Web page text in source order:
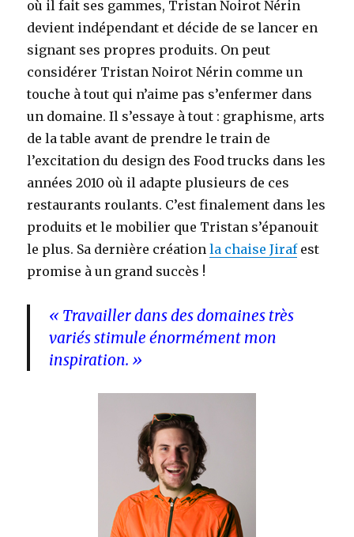
où il fait ses gammes, Tristan Noirot Nérin
devient indépendant et décide de se lancer en
signant ses propres produits. On peut
considérer Tristan Noirot Nérin comme un
touche à tout qui n’aime pas s’enfermer dans
un domaine. Il s’essaye à tout : graphisme, arts
de la table avant de prendre le train de
l’excitation du design des Food trucks dans les
années 2010 où il adapte plusieurs de ces
restaurants roulants. C’est finalement dans les
produits et le mobilier que Tristan s’épanouit
le plus. Sa dernière créationla chaise Jirafest
promise à un grand succès !
« Travailler dans des domaines très
variés stimule énormément mon
inspiration. »